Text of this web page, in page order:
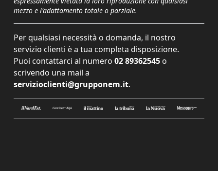
mezzo e l'adattamento totale o parziale.
Per qualsiasi necessità o domanda, il nostro
servizio clienti è a tua completa disposizione.
Puoi contattarci al numero 02 89362545 o
scrivendo una mail a
servizioclienti@grupponem.it.